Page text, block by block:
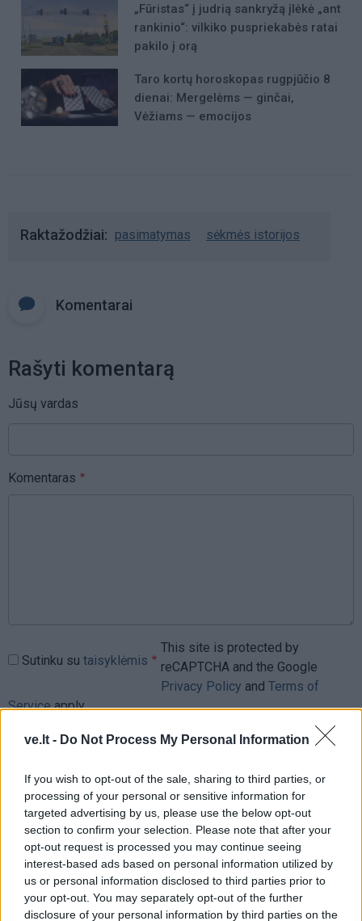
ve.lt - Do Not Process My Personal Information
If you wish to opt-out of the sale, sharing to third parties, or
processing of your personal or sensitive information for
targeted advertising by us, please use the below opt-out
section to confirm your selection. Please note that after your
opt-out request is processed you may continue seeing
interest-based ads based on personal information utilized by
us or personal information disclosed to third parties prior to
your opt-out. You may separately opt-out of the further
disclosure of your personal information by third parties on the
„Fūristas“ į judrią sankryžą įlėkė „ant
rankinio“: vilkiko puspriekabės ratai
pakilo į orą
Taro kortų horoskopas rugpjūčio 8
dienai: Mergelėms — ginčai,
Vėžiams — emocijos
Raktažodžiai pasimatymas sėkmės istorijos
Komentarai
Rašyti komentarą
Jūsų vardas
Komentaras
Sutinku su taisyklėmis
This site is protected by
reCAPTCHA and the Google
Privacy Policy and Terms of
Serviceapply.